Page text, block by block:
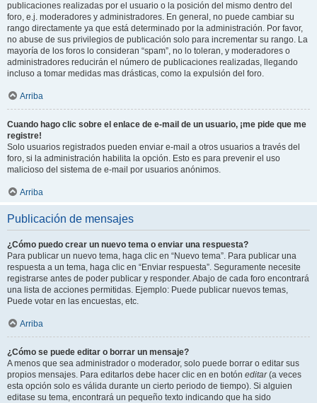
publicaciones realizadas por el usuario o la posición del mismo dentro del
foro, e.j. moderadores y administradores. En general, no puede cambiar su
rango directamente ya que está determinado por la administración. Por favor,
no abuse de sus privilegios de publicación solo para incrementar su rango. La
mayoría de los foros lo consideran “spam”, no lo toleran, y moderadores o
administradores reducirán el número de publicaciones realizadas, llegando
incluso a tomar medidas mas drásticas, como la expulsión del foro.
Arriba
Cuando hago clic sobre el enlace de e-mail de un usuario, ¡me pide que me
registre!
Solo usuarios registrados pueden enviar e-mail a otros usuarios a través del
foro, si la administración habilita la opción. Esto es para prevenir el uso
malicioso del sistema de e-mail por usuarios anónimos.
Arriba
Publicación de mensajes
¿Cómo puedo crear un nuevo tema o enviar una respuesta?
Para publicar un nuevo tema, haga clic en “Nuevo tema”. Para publicar una
respuesta a un tema, haga clic en “Enviar respuesta”. Seguramente necesite
registrarse antes de poder publicar y responder. Abajo de cada foro encontrará
una lista de acciones permitidas. Ejemplo: Puede publicar nuevos temas,
Puede votar en las encuestas, etc.
Arriba
¿Cómo se puede editar o borrar un mensaje?
A menos que sea administrador o moderador, solo puede borrar o editar sus
propios mensajes. Para editarlos debe hacer clic en en botón editar(a veces
esta opción solo es válida durante un cierto periodo de tiempo). Si alguien
editase su tema, encontrará un pequeño texto indicando que ha sido